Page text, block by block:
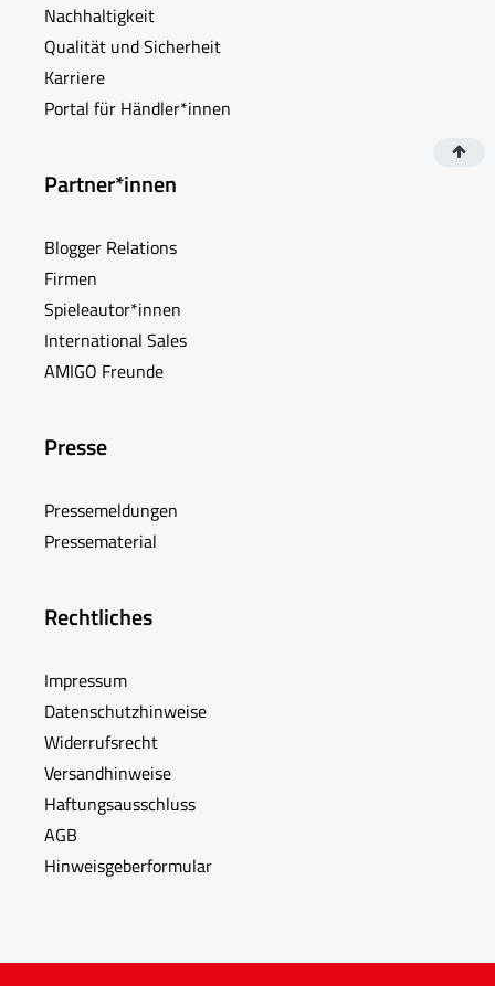
Nachhaltigkeit
Qualität und Sicherheit
Karriere
Portal für Händler*innen
Partner*innen
Blogger Relations
Firmen
Spieleautor*innen
International Sales
AMIGO Freunde
Presse
Pressemeldungen
Pressematerial
Rechtliches
Impressum
Datenschutzhinweise
Widerrufsrecht
Versandhinweise
Haftungsausschluss
AGB
Hinweisgeberformular